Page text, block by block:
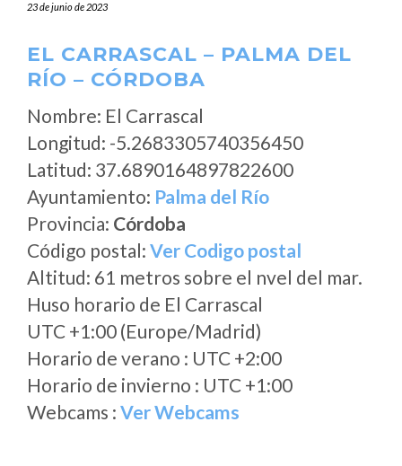
23 de junio de 2023
EL CARRASCAL – PALMA DEL
RÍO – CÓRDOBA
Nombre: El Carrascal
Longitud: -5.2683305740356450
Latitud: 37.6890164897822600
Ayuntamiento: Palma del Río
Provincia: Córdoba
Código postal: Ver Codigo postal
Altitud: 61 metros sobre el nvel del mar.
Huso horario de El Carrascal
UTC +1:00 (Europe/Madrid)
Horario de verano : UTC +2:00
Horario de invierno : UTC +1:00
Webcams : Ver Webcams